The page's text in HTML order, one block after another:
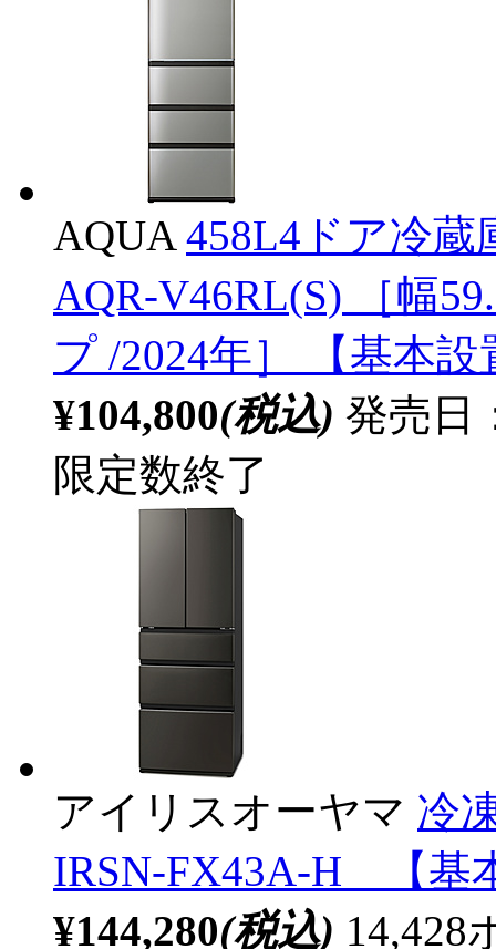
AQUA 458L4ドア冷蔵
AQR-V46RL(S) ［幅
プ /2024年］ 【基本
¥104,800(税込) 発売日
限定数終了
アイリスオーヤマ 冷
IRSN-FX43A-H 【基
¥144,280(税込) 14,428